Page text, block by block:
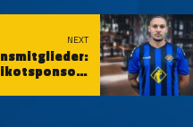
NEXT
am 13.08.